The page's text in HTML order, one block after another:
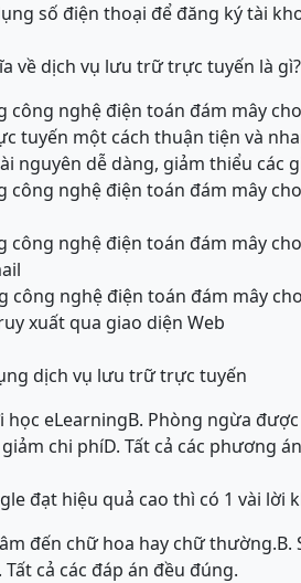
số điện thoại để đăng ký tài
về dịch vụ lưu trữ trực tuyến là gì?
công nghệ điện toán đám mây
tuyến một cách thuận tiện và
nguyên dễ dàng, giảm thiểu các
công nghệ điện toán đám mây
công nghệ điện toán đám mây
công nghệ điện toán đám mây
xuất qua giao diện Web
dịch vụ lưu trữ trực tuyến
học eLearningB. Phòng ngừa
chi phíD. Tất cả các phương
đạt hiệu quả cao thì có 1 vài lời
đến chữ hoa hay chữ thường.B.
Tất cả các đáp án đều đúng.